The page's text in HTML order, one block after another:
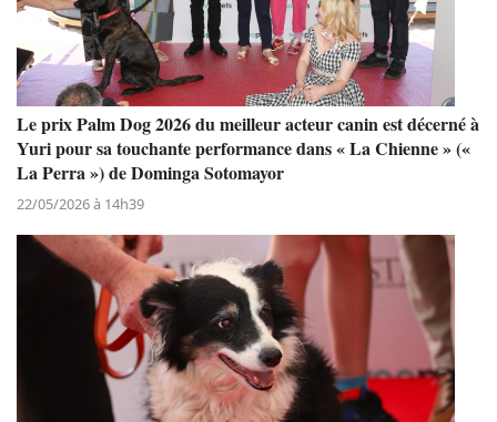
Le prix Palm Dog 2026 du meilleur acteur canin est décerné à
Yuri pour sa touchante performance dans « La Chienne » («
La Perra ») de Dominga Sotomayor
22/05/2026 à 14h39